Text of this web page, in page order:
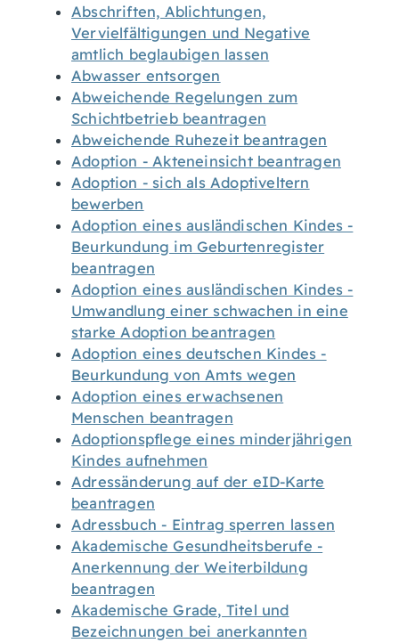
Abschriften, Ablichtungen,
Vervielfältigungen und Negative
amtlich beglaubigen lassen
Abwasser entsorgen
Abweichende Regelungen zum
Schichtbetrieb beantragen
Abweichende Ruhezeit beantragen
Adoption - Akteneinsicht beantragen
Adoption - sich als Adoptiveltern
bewerben
Adoption eines ausländischen Kindes -
Beurkundung im Geburtenregister
beantragen
Adoption eines ausländischen Kindes -
Umwandlung einer schwachen in eine
starke Adoption beantragen
Adoption eines deutschen Kindes -
Beurkundung von Amts wegen
Adoption eines erwachsenen
Menschen beantragen
Adoptionspflege eines minderjährigen
Kindes aufnehmen
Adressänderung auf der eID-Karte
beantragen
Adressbuch - Eintrag sperren lassen
Akademische Gesundheitsberufe -
Anerkennung der Weiterbildung
beantragen
Akademische Grade, Titel und
Bezeichnungen bei anerkannten